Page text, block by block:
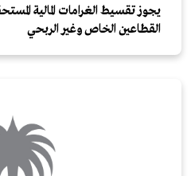
يجوز تقسيط الغرامات المالية
القطاعين الخاص وغير الربحي